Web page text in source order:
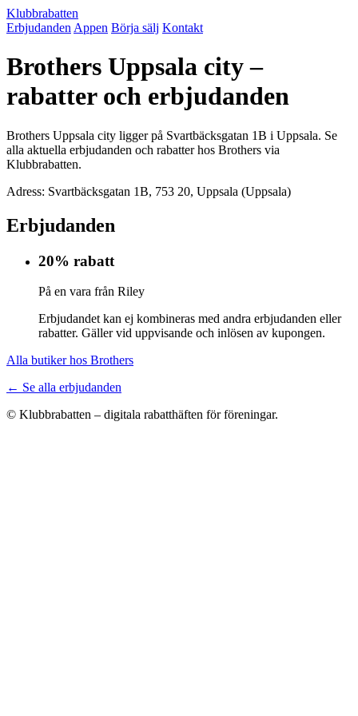
Klubbrabatten
Erbjudanden Appen Börja sälj Kontakt
Brothers Uppsala city –
rabatter och erbjudanden
Brothers Uppsala city ligger på Svartbäcksgatan 1B i Uppsala. Se
alla aktuella erbjudanden och rabatter hos Brothers via
Klubbrabatten.
Adress: Svartbäcksgatan 1B, 753 20, Uppsala (Uppsala)
Erbjudanden
20% rabatt
På en vara från Riley
Erbjudandet kan ej kombineras med andra erbjudanden eller
rabatter. Gäller vid uppvisande och inlösen av kupongen.
Alla butiker hos Brothers
← Se alla erbjudanden
© Klubbrabatten – digitala rabatthäften för föreningar.